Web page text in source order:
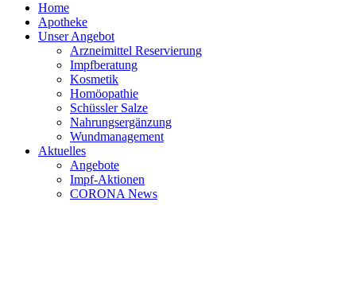
Home
Apotheke
Unser Angebot
Arzneimittel Reservierung
Impfberatung
Kosmetik
Homöopathie
Schüssler Salze
Nahrungsergänzung
Wundmanagement
Aktuelles
Angebote
Impf-Aktionen
CORONA News